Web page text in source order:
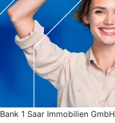
Bank 1 Saar Immobilien GmbH